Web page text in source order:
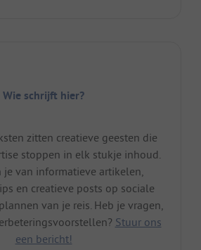
Wie schrijft hier?
zitten creatieve geesten die
stoppen in elk stukje inhoud.
je van informatieve artikelen,
en creatieve posts op sociale
van je reis. Heb je vragen,
Stuur ons
een bericht!